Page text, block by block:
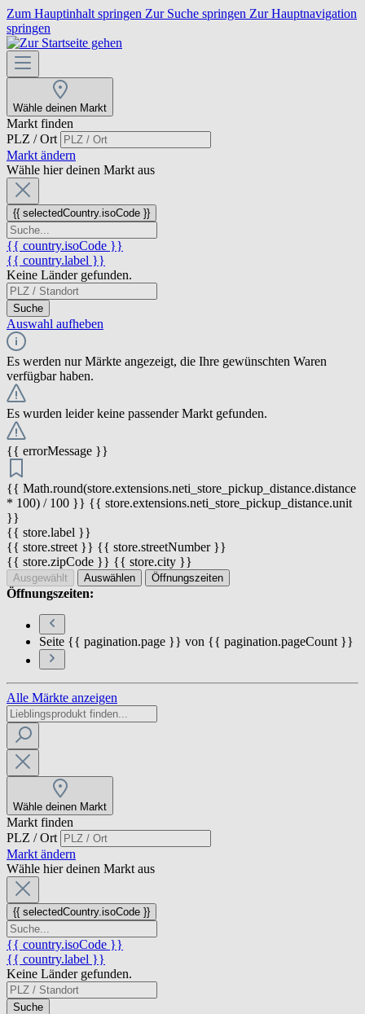
Zum Hauptinhalt springen Zur Suche springen Zur Hauptnavigation
springen
Wähle deinen Markt
Markt finden
PLZ / Ort
Markt ändern
Wähle hier deinen Markt aus
{{ selectedCountry.isoCode }}
{{ country.isoCode }}
{{ country.label }}
Keine Länder gefunden.
Suche
Auswahl aufheben
Es werden nur Märkte angezeigt, die Ihre gewünschten Waren
verfügbar haben.
Es wurden leider keine passender Markt gefunden.
{{ errorMessage }}
{{ Math.round(store.extensions.neti_store_pickup_distance.distance
* 100) / 100 }} {{ store.extensions.neti_store_pickup_distance.unit
}}
{{ store.label }}
{{ store.street }} {{ store.streetNumber }}
{{ store.zipCode }} {{ store.city }}
Ausgewählt Auswählen Öffnungszeiten
Öffnungszeiten:
Seite {{ pagination.page }} von {{ pagination.pageCount }}
Alle Märkte anzeigen
Wähle deinen Markt
Markt finden
PLZ / Ort
Markt ändern
Wähle hier deinen Markt aus
{{ selectedCountry.isoCode }}
{{ country.isoCode }}
{{ country.label }}
Keine Länder gefunden.
Suche